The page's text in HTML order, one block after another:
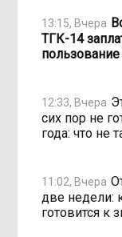
13:15, Вчера
ТГК-14
12:33, Вчера
сих пор не
года: что не
11:02, Вчера
две недели:
готовится к